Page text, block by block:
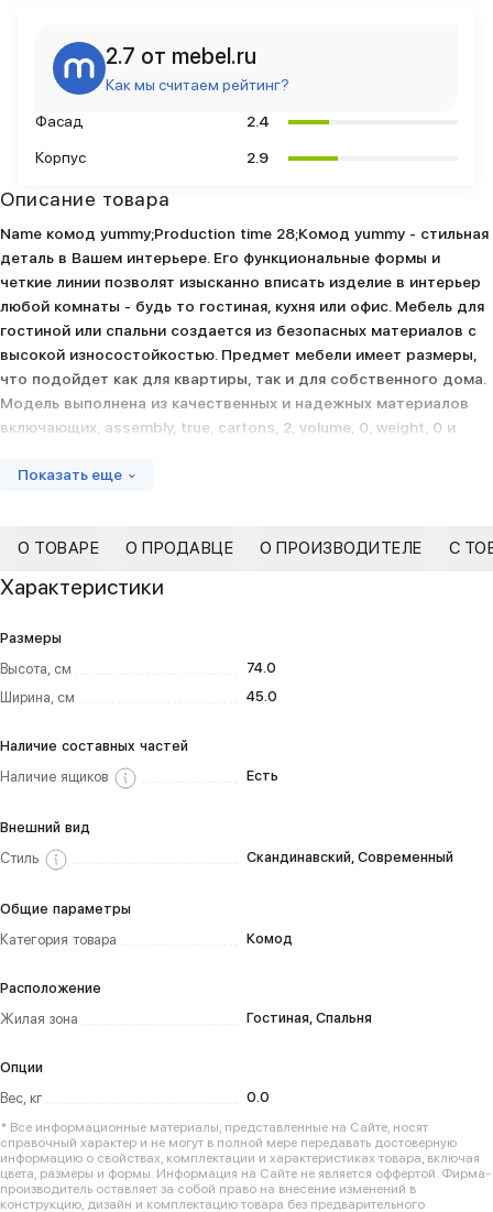
2.7 от mebel.ru
Как мы считаем рейтинг?
Фасад 2.4
Корпус 2.9
Описание товара
Name комод yummy;Production time 28;Комод yummy - стильная
деталь в Вашем интерьере. Его функциональные формы и
четкие линии позволят изысканно вписать изделие в интерьер
любой комнаты - будь то гостиная, кухня или офис. Мебель для
гостиной или спальни создается из безопасных материалов с
высокой износостойкостью. Предмет мебели имеет размеры,
что подойдет как для квартиры, так и для собственного дома.
Модель выполнена из качественных и надежных материалов
включающих, assembly, true, cartons, 2, volume, 0, weight, 0 и
долговечностью.
Показать еще
О ТОВАРЕ О ПРОДАВЦЕ О ПРОИЗВОДИТЕЛЕ С
Характеристики
Размеры
Высота, см
74.0
Ширина, см
45.0
Наличие составных частей
Наличие ящиков
Есть
Внешний вид
Стиль
Скандинавский, Современный
Общие параметры
Категория товара
Комод
Расположение
Жилая зона
Гостиная, Спальня
Опции
Вес, кг
0.0
* Все информационные материалы, представленные на Сайте, носят
справочный характер и не могут в полной мере передавать достоверную
информацию о свойствах, комплектации и характеристиках товара, включая
цвета, размеры и формы. Информация на Сайте не является оффертой. Фирма-
производитель оставляет за собой право на внесение изменений в
конструкцию, дизайн и комплектацию товара без предварительного